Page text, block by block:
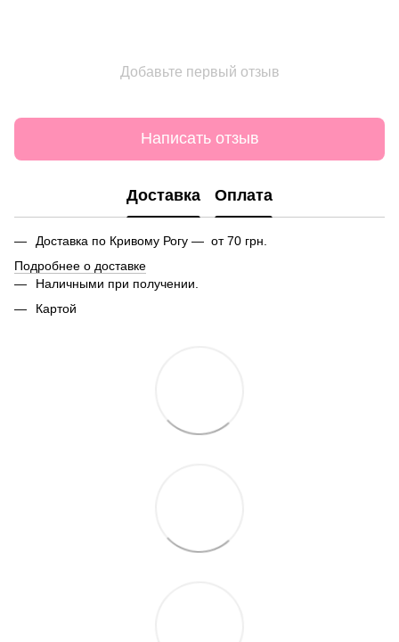
Добавьте первый отзыв
Написать отзыв
Доставка Оплата
Доставка по Кривому Рогу — от 70 грн.
Подробнее о доставке
Наличными при получении.
Картой